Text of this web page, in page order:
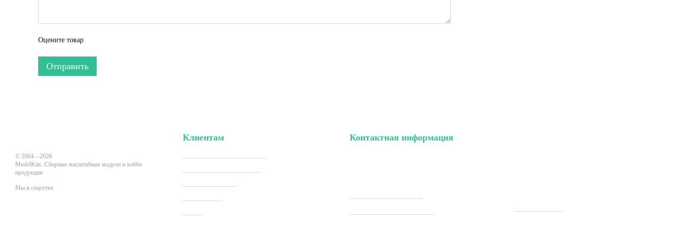
Оцените товар
Отправить
© 2004—2026
ModelKits. Сборные масштабные модели и хобби
продукция
Мы в соцсетях
Клиентам Контактная информация